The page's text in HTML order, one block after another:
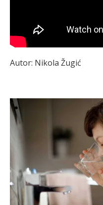
Autor: Nikola Žugić